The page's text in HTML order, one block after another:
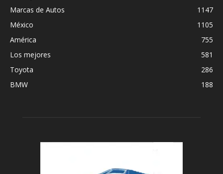
Marcas de Autos
1147
México
1105
América
755
Los mejores
581
Toyota
286
BMW
188